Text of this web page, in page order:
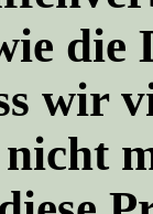
die
wir